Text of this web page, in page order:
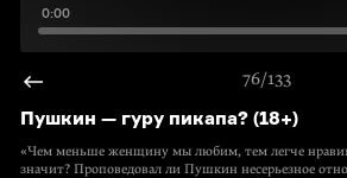
0:00
76/133
Пушкин — гуру пикапа? (18+)
«Чем меньше женщину мы любим, тем легче
значит? Проповедовал ли Пушкин несерьезное